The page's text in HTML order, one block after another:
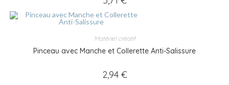
Matériel créatif
Pinceau avec Manche et Collerette Anti-Salissure
2,94 €